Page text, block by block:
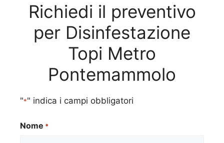
Richiedi il preventivo
per Disinfestazione
Topi Metro
Pontemammolo
"*" indica i campi obbligatori
Nome *